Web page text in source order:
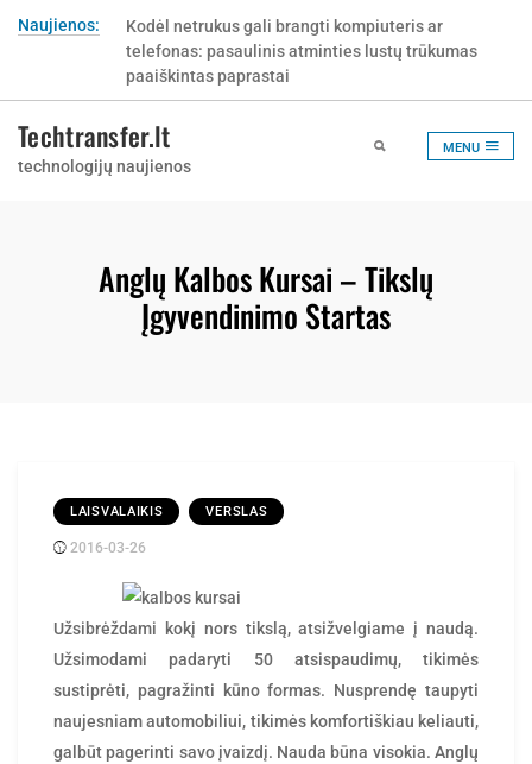
Naujienos:
Kodėl netrukus gali brangti kompiuteris ar
telefonas: pasaulinis atminties lustų trūkumas
paaiškintas paprastai
Techtransfer.lt
technologijų naujienos
MENU
Anglų Kalbos Kursai – Tikslų
Įgyvendinimo Startas
LAISVALAIKIS VERSLAS
2016-03-26
by
Užsibrėždami kokį nors tikslą, atsižvelgiame į naudą.
Užsimodami padaryti 50 atsispaudimų, tikimės
sustiprėti, pagražinti kūno formas. Nusprendę taupyti
naujesniam automobiliui, tikimės komfortiškiau keliauti,
galbūt pagerinti savo įvaizdį. Nauda būna visokia. Anglų